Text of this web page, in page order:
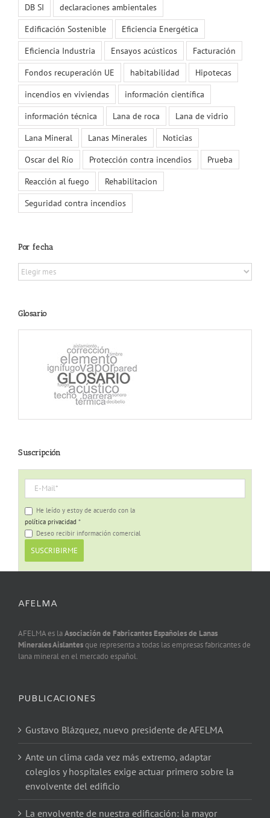
DB SI
declaraciones ambientales
Edificación Sostenible
Eficiencia Energética
Eficiencia Industria
Ensayos acústicos
Facturación
Fondos recuperación UE
habitabilidad
Hipotecas
incendios en viviendas
información científica
información técnica
Lana de roca
Lana de vidrio
Lana Mineral
Lanas Minerales
Noticias
Oscar del Río
Protección contra incendios
Prueba
Reacción al fuego
Rehabilitacion
Seguridad contra incendios
Por fecha
Por
fecha
Glosario
Suscripción
He leído y estoy de acuerdo con la
política privacidad *
Deseo recibir información comercial
AFELMA
AFELMA es laAsociación de Fabricantes Españoles de Lanas
Minerales Aislantesque representa a todas las empresas fabricantes de
lana mineral en el mercado español.
PUBLICACIONES
Gustavo Blázquez, nuevo presidente de AFELMA
Ante un clima cada vez más extremo, adaptar
colegios y hospitales exige actuar primero sobre la
envolvente del edificio
La envolvente de nuestra edificación: la mayor